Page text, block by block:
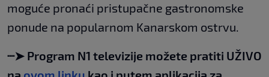
moguće pronaći pristupačne gastronomske
ponude na popularnom Kanarskom ostrvu.
┈➤ Program N1 televizije možete pratiti UŽIVO